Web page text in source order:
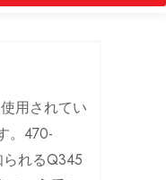
用されてい
。470-
れるQ345